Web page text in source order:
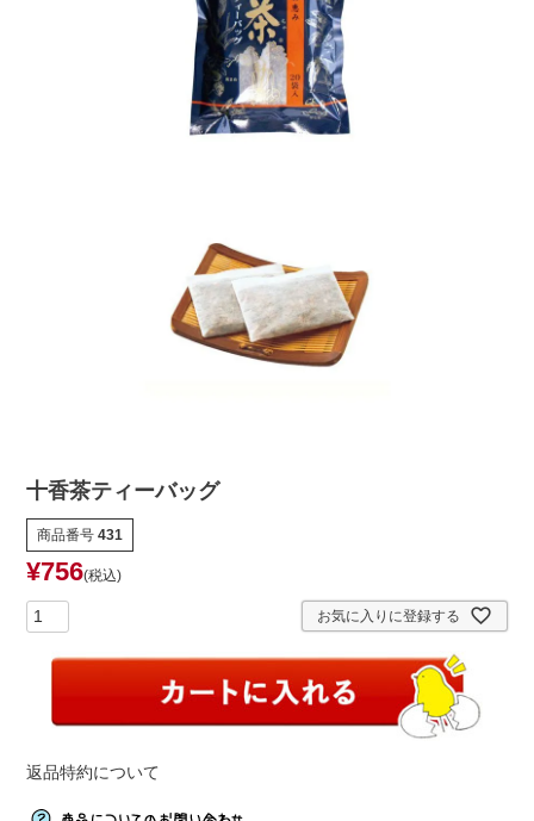
十香茶ティーバッグ
商品番号 431
¥756 税込
お気に入りに登録する
返品特約について